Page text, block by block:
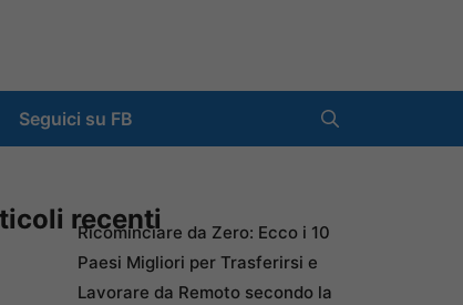
Seguici su FB
recenti
Ricominciare da Zero: Ecco i 10
Paesi Migliori per Trasferirsi e
Lavorare da Remoto secondo la